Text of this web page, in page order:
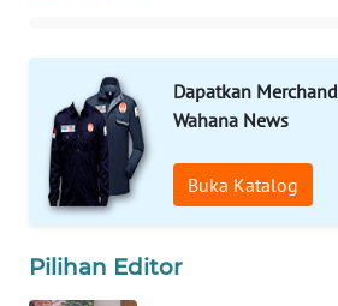
Dapatkan
Wahana News
Buka Katalog
Pilihan Editor
WAHANA
Wahana
Network
KONSUMEN
LISTRIK